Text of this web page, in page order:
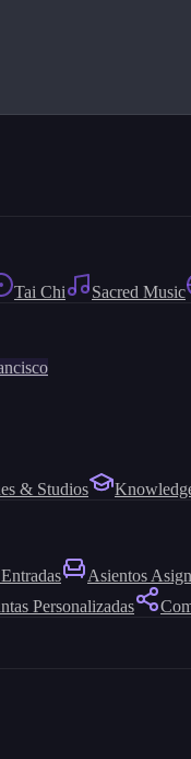
Tai Chi Sacred Music
& Studios
Asientos
Personalizadas